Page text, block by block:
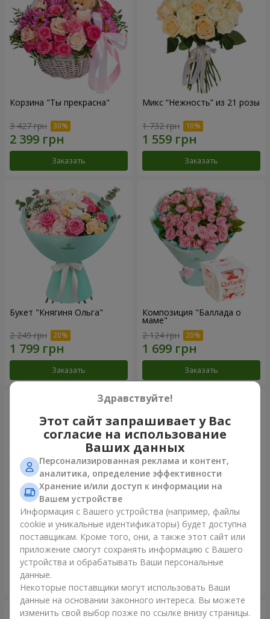
Корзина "Ты прекрасна"
3 427 грн
Заказать
Микс “Нежность” из 21 розы
1 732 грн
Заказать
Букет "Княгиня Ольга"
2 249 грн
Заказать
Композиция "Баллада о
маме"
2 124 грн
Заказать
Букет "Парадиз" из 29 роз
2 624 грн
Букет роз "Карнавал любви"
2 799 грн
Здравствуйте!
Этот сайт запрашивает у Вас
согласие на использование
Ваших данных
Персонализированная реклама и контент,
аналитика, определение эффективности
Хранение и/или доступ к информации на
Вашем устройстве
Информация с Вашего устройства (например, файлы
cookie и уникальные идентификаторы) будет доступна
поставщикам. Кроме того, они, а также этот сайт или
приложение смогут сохранять информацию с Вашего
устройства и обрабатывать Ваши персональные
данные.
Некоторые поставщики могут использовать Ваши
данные на основании законного интереса. Вы можете
изменить свой выбор позже по ссылке внизу страницы.